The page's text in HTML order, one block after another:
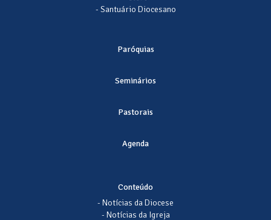
- Santuário Diocesano
Paróquias
Seminários
Pastorais
Agenda
Conteúdo
- Notícias da Diocese
- Notícias da Igreja